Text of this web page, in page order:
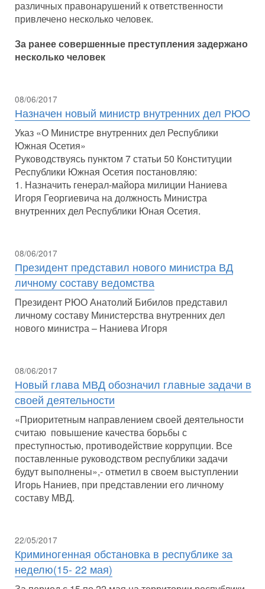
различных правонарушений к ответственности
привлечено несколько человек.
За ранее совершенные преступления задержано
несколько человек
08/06/2017
Назначен новый министр внутренних дел РЮО
Указ «О Министре внутренних дел Республики
Южная Осетия»
Руководствуясь пунктом 7 статьи 50 Конституции
Республики Южная Осетия постановляю:
1. Назначить генерал-майора милиции Наниева
Игоря Георгиевича на должность Министра
внутренних дел Республики Юная Осетия.
08/06/2017
Президент представил нового министра ВД
личному составу ведомства
Президент РЮО Анатолий Бибилов представил
личному составу Министерства внутренних дел
нового министра – Наниева Игоря
08/06/2017
Новый глава МВД обозначил главные задачи в
своей деятельности
«Приоритетным направлением своей деятельности
считаю повышение качества борьбы с
преступностью, противодействие коррупции. Все
поставленные руководством республики задачи
будут выполнены»,- отметил в своем выступлении
Игорь Наниев, при представлении его личному
составу МВД.
22/05/2017
Криминогенная обстановка в республике за
неделю(15- 22 мая)